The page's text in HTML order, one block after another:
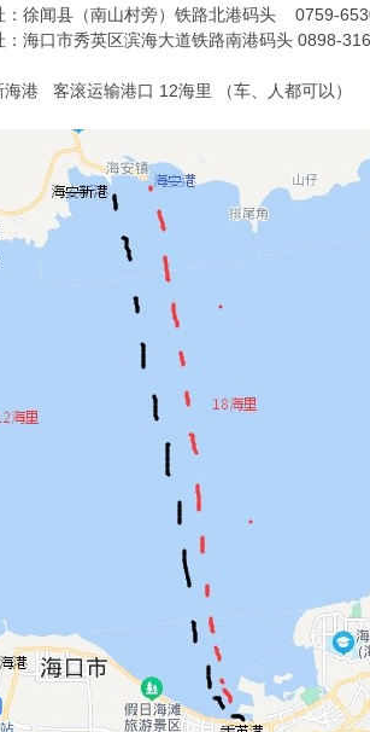
：徐闻县（南山村旁）铁路北港码头 0759-
海口市秀英区滨海大道铁路南港码头 0898-
港 客滚运输港口 12海里 （车、人都可以）